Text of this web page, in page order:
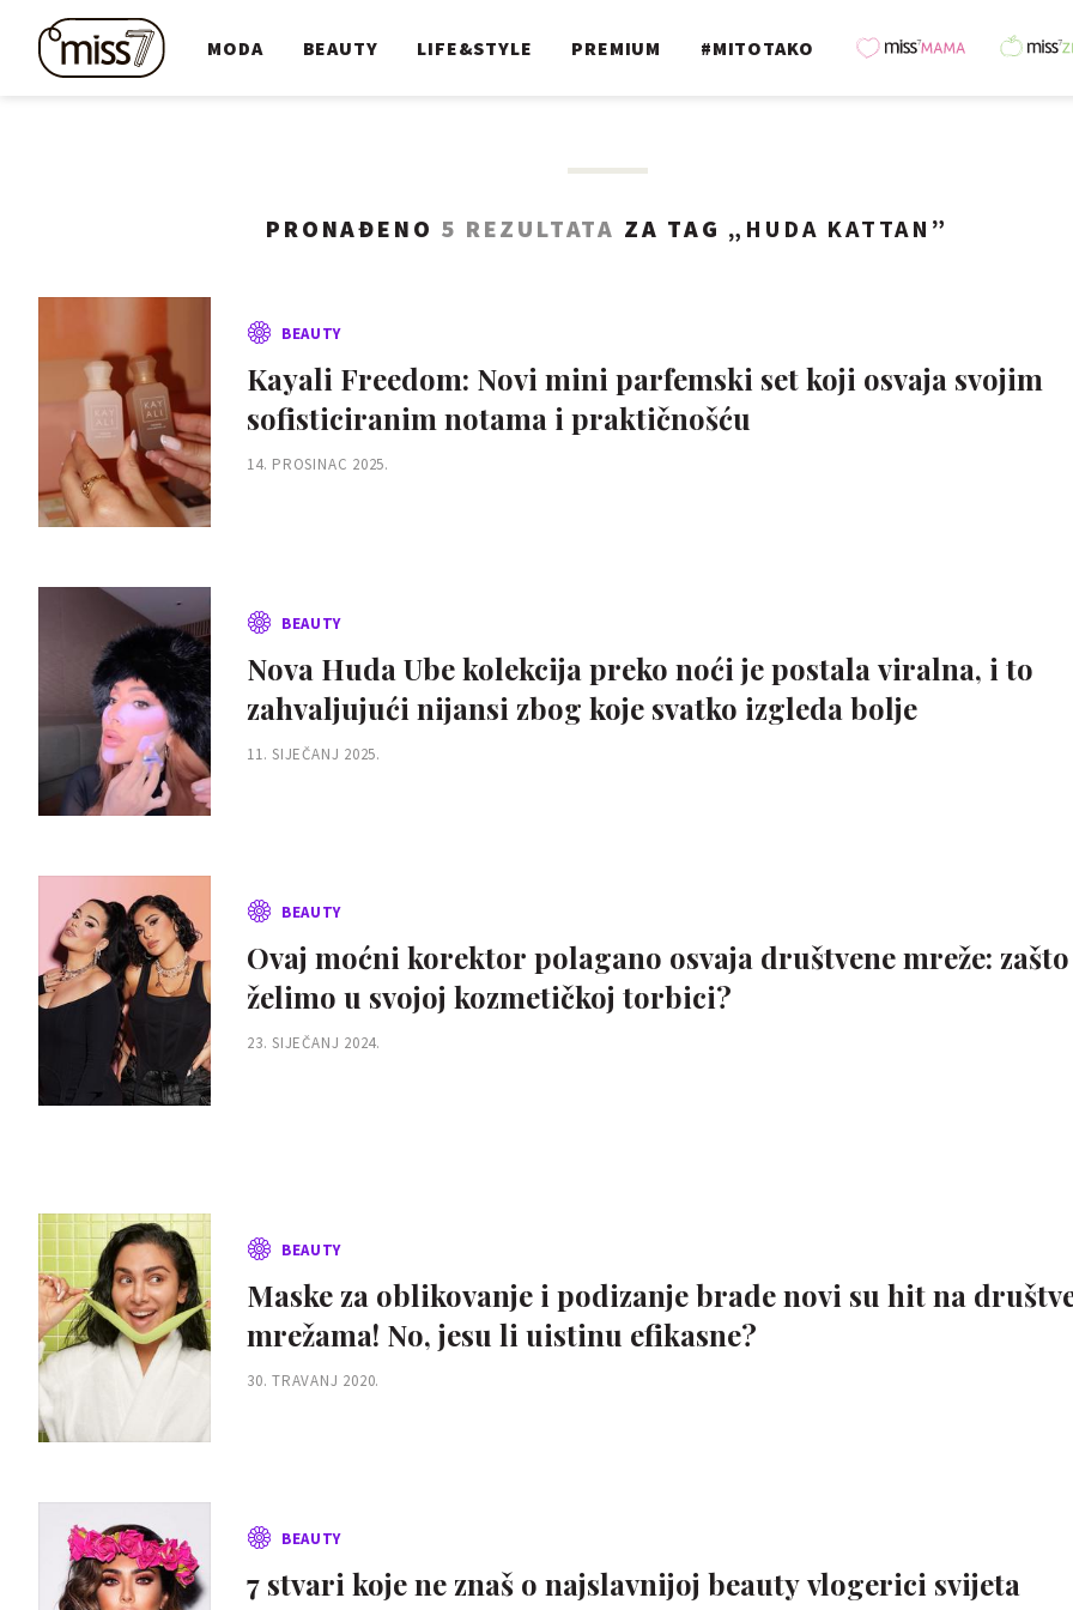
MODA BEAUTY LIFE&STYLE PREMIUM #MITOTAKO
PRONAĐENO 5 REZULTATA ZA TAG „ HUDA KATTAN ”
BEAUTY
Kayali Freedom: Novi mini parfemski set koji osvaja svojim
sofisticiranim notama i praktičnošću
14. PROSINAC 2025.
BEAUTY
Nova Huda Ube kolekcija preko noći je postala viralna, i to
zahvaljujući nijansi zbog koje svatko izgleda bolje
11. SIJEČANJ 2025.
BEAUTY
Ovaj moćni korektor polagano osvaja društvene mreže:
želimo u svojoj kozmetičkoj torbici?
23. SIJEČANJ 2024.
BEAUTY
Maske za oblikovanje i podizanje brade novi su hit na
mrežama! No, jesu li uistinu efikasne?
30. TRAVANJ 2020.
BEAUTY
7 stvari koje ne znaš o najslavnijoj beauty vlogerici svijeta